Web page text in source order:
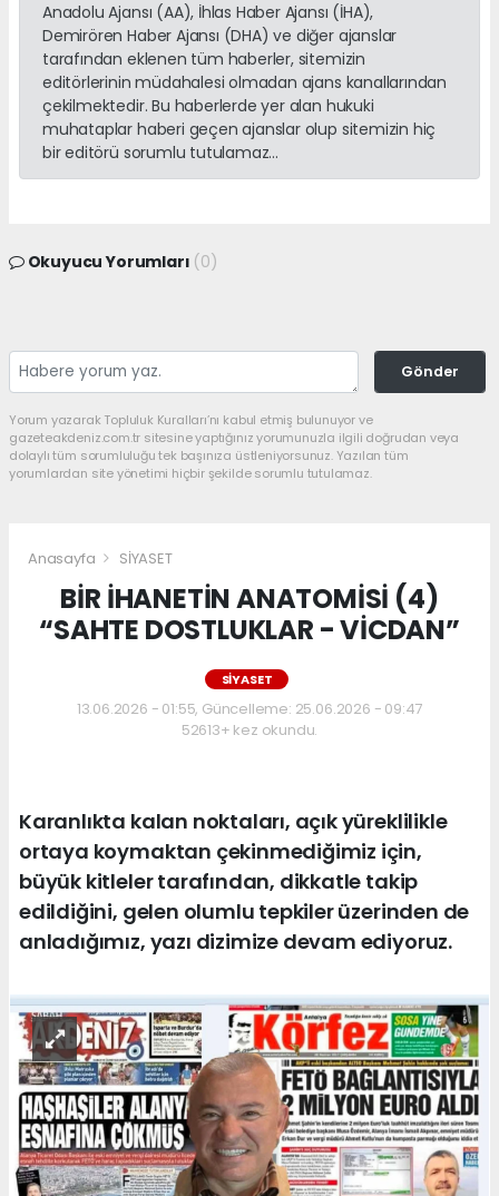
Anadolu Ajansı (AA), İhlas Haber Ajansı (İHA),
Demirören Haber Ajansı (DHA) ve diğer ajanslar
tarafından eklenen tüm haberler, sitemizin
editörlerinin müdahalesi olmadan ajans kanallarından
çekilmektedir. Bu haberlerde yer alan hukuki
muhataplar haberi geçen ajanslar olup sitemizin hiç
bir editörü sorumlu tutulamaz...
Okuyucu Yorumları (0)
Gönder
Yorum yazarak Topluluk Kuralları’nı kabul etmiş bulunuyor ve
gazeteakdeniz.com.tr sitesine yaptığınız yorumunuzla ilgili doğrudan veya
dolaylı tüm sorumluluğu tek başınıza üstleniyorsunuz. Yazılan tüm
yorumlardan site yönetimi hiçbir şekilde sorumlu tutulamaz.
Anasayfa SİYASET
BİR İHANETİN ANATOMİSİ (4)
“SAHTE DOSTLUKLAR - VİCDAN”
SİYASET
13.06.2026 - 01:55, Güncelleme: 25.06.2026 - 09:47
52613+ kez okundu.
Karanlıkta kalan noktaları, açık yüreklilikle
ortaya koymaktan çekinmediğimiz için,
büyük kitleler tarafından, dikkatle takip
edildiğini, gelen olumlu tepkiler üzerinden de
anladığımız, yazı dizimize devam ediyoruz.